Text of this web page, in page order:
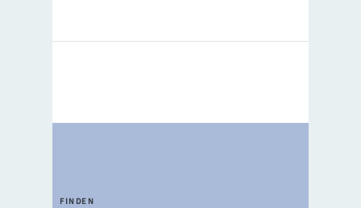
FINDEN